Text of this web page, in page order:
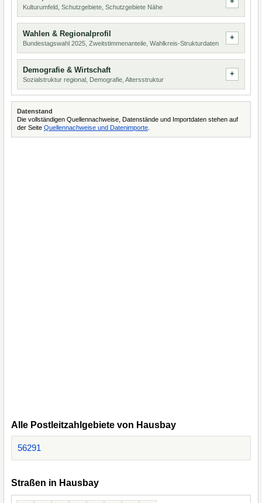
Kulturumfeld, Schutzgebiete, Schutzgebiete Nähe
Wahlen & Regionalprofil
Bundestagswahl 2025, Zweitstimmenanteile, Wahlkreis-Strukturdaten
Demografie & Wirtschaft
Sozialstruktur regional, Demografie, Altersstruktur
Datenstand
Die vollständigen Quellennachweise, Datenstände und Importdaten stehen auf
der Seite Quellennachweise und Datenimporte
Alle Postleitzahlgebiete von Hausbay
56291
Straßen in Hausbay